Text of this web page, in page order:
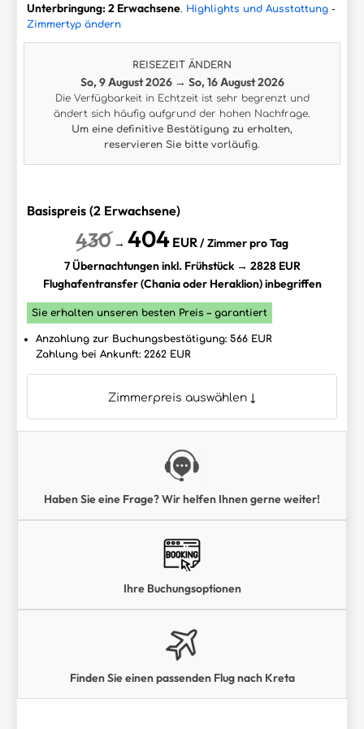
Unterbringung: 2 Erwachsene. Highlights und Ausstattung -
Zimmertyp ändern
REISEZEIT ÄNDERN
So, 9 August 2026→ So, 16 August 2026
Die Verfügbarkeit in Echtzeit ist sehr begrenzt und
ändert sich häufig aufgrund der hohen Nachfrage.
Um eine definitive Bestätigung zu erhalten,
reservieren Sie bitte vorläufig.
Basispreis (2 Erwachsene)
430 → 404 EUR/ Zimmer pro Tag
7 Übernachtungen inkl. Frühstück → 2828 EUR
Flughafentransfer (Chania oder Heraklion) inbegriffen
Sie erhalten unseren besten Preis – garantiert
Anzahlung zur Buchungsbestätigung: 566 EUR
Zahlung bei Ankunft: 2262 EUR
Zimmerpreis auswählen ↓
Haben Sie eine Frage? Wir helfen Ihnen gerne weiter!
Ihre Buchungsoptionen
Finden Sie einen passenden Flug nach Kreta